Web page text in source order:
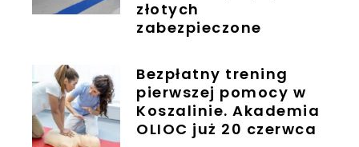
złotych
zabezpieczone
Bezpłatny trening
pierwszej pomocy w
Koszalinie. Akademia
OLIOC już 20 czerwca